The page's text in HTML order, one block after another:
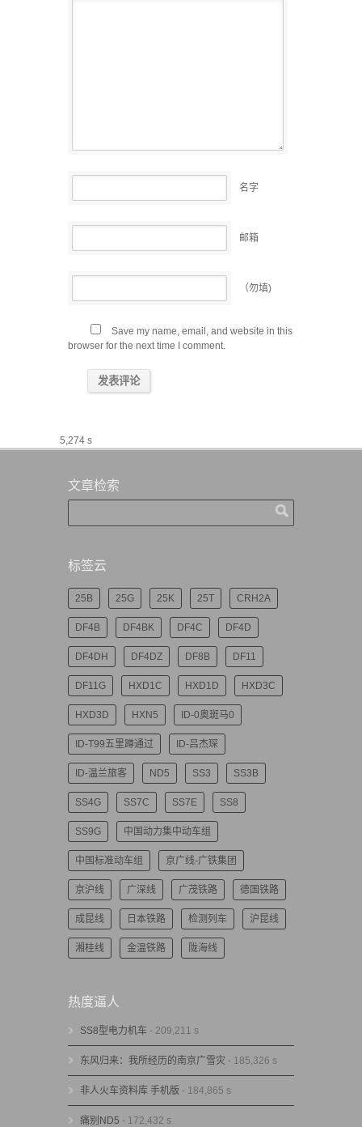
名字
邮箱
（勿填)
Save my name, email, and website in this
browser for the next time I comment.
5,274 s
文章检索
标签云
25B 25G 25K 25T CRH2A
DF4B DF4BK DF4C DF4D
DF4DH DF4DZ DF8B DF11
DF11G HXD1C HXD1D HXD3C
HXD3D HXN5 ID-0奥斑马0
ID-T99五里蹲通过 ID-吕杰琛
ID-温兰旅客 ND5 SS3 SS3B
SS4G SS7C SS7E SS8
SS9G 中国动力集中动车组
中国标准动车组 京广线-广铁集团
京沪线 广深线 广茂铁路 德国铁路
成昆线 日本铁路 检测列车 沪昆线
湘桂线 金温铁路 陇海线
热度逼人
SS8型电力机车 - 209,211 s
东风归来：我所经历的南京广雪灾 - 185,326 s
非人火车资料库 手机版 - 184,865 s
痛别ND5 - 172,432 s